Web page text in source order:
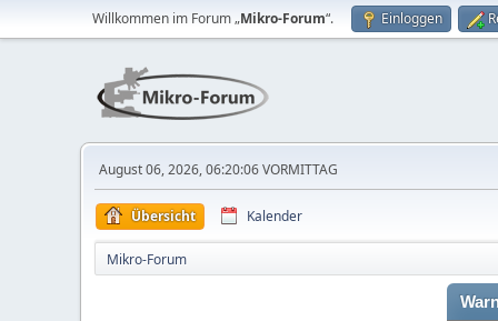
Willkommen im Forum „Mikro-Forum“. Einloggen
August 06, 2026, 06:20:06 VORMITTAG
Übersicht Kalender
Mikro-Forum